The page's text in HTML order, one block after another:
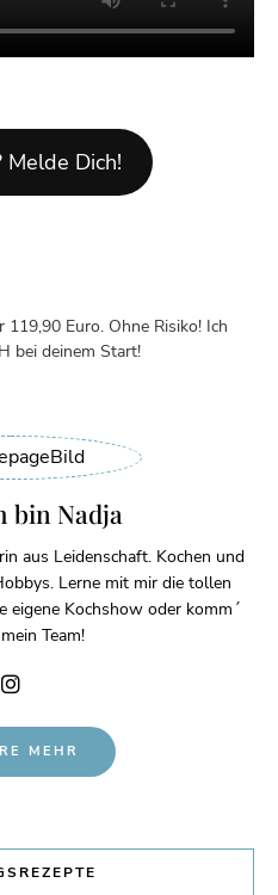
Dich!
Euro. Ohne Risiko! Ich
bei deinem Start!
bin Nadja
aus Leidenschaft. Kochen und
Lerne mit mir die tollen
eigene Kochshow oder komm´
Team!
MEHR